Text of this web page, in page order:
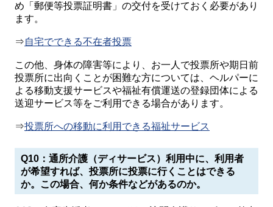
め「郵便等投票証明書」の交付を受けておく必要があり
ます。
⇒自宅でできる不在者投票
この他、身体の障害等により、お一人で投票所や期日前
投票所に出向くことが困難な方については、ヘルパーに
よる移動支援サービスや福祉有償運送の登録団体による
送迎サービス等をご利用できる場合があります。
⇒投票所への移動に利用できる福祉サービス
Q10 ：通所介護（ディサービス）利用中に、利用者
が希望すれば、投票所に投票に行くことはできる
か。この場合、何か条件などがあるのか。